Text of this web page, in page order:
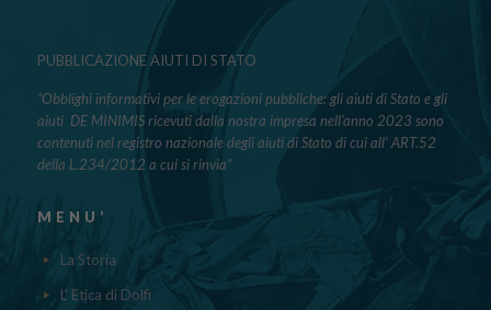
PUBBLICAZIONE AIUTI DI STATO
“Obblighi informativi per le erogazioni pubbliche: gli aiuti di Stato e gli
aiuti DE MINIMIS ricevuti dalla nostra impresa nell’anno 2023 sono
contenuti nel registro nazionale degli aiuti di Stato di cui all’ ART.52
della L.234/2012 a cui si rinvia“
MENU’
La Storia
L' Etica di Dolfi